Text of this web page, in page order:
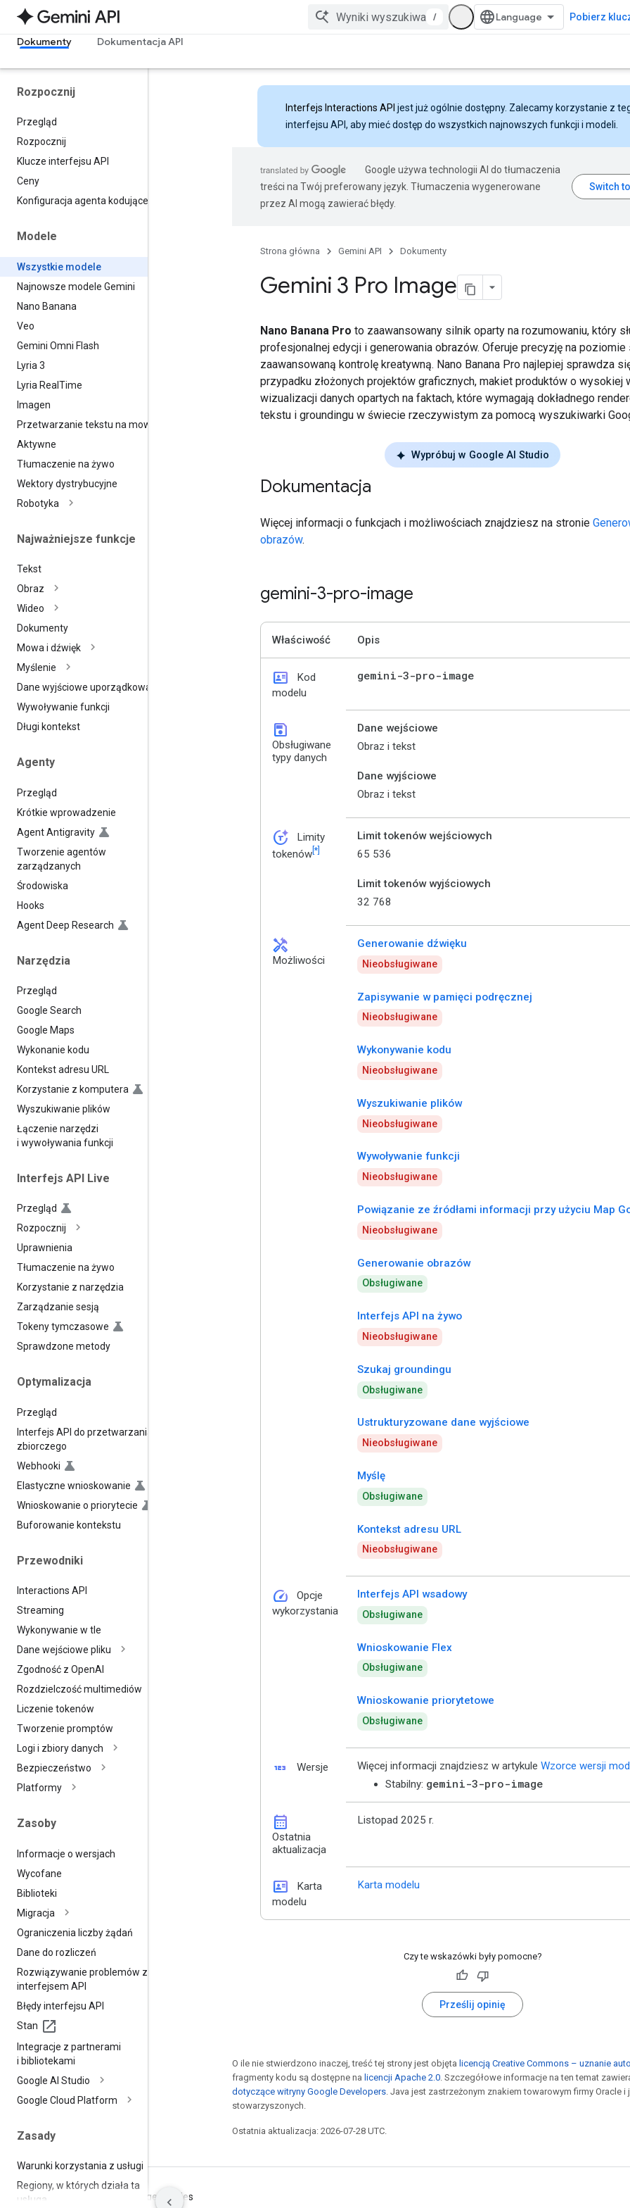
/ Pobierz
Dokumenty Dokumentacja API
Rozpocznij
Przegląd
Rozpocznij
Klucze interfejsu API
Ceny
Konfiguracja agenta kodującego
Modele
Wszystkie modele
Najnowsze modele Gemini
Nano Banana
Veo
Gemini Omni Flash
Lyria 3
Lyria Real Time
Imagen
Przetwarzanie tekstu na mowę
Aktywne
Tłumaczenie na żywo
Wektory dystrybucyjne
Robotyka
Najważniejsze funkcje
Tekst
Obraz
Wideo
Dokumenty
Mowa i dźwięk
Myślenie
Dane wyjściowe uporządkowane
Wywoływanie funkcji
Długi kontekst
Agenty
Przegląd
Krótkie wprowadzenie
Agent Antigravity
Tworzenie agentów
zarządzanych
Środowiska
Hooks
Agent Deep Research
Narzędzia
Przegląd
Google Search
Google Maps
Wykonanie kodu
Kontekst adresu URL
Korzystanie z komputera
Wyszukiwanie plików
Łączenie narzędzi
i wywoływania funkcji
Interfejs API Live
Przegląd
Rozpocznij
Uprawnienia
Tłumaczenie na żywo
Korzystanie z narzędzia
Zarządzanie sesją
Tokeny tymczasowe
Sprawdzone metody
Optymalizacja
Przegląd
Interfejs API do przetwarzania
zbiorczego
Webhooki
Elastyczne wnioskowanie
Wnioskowanie o priorytecie
Buforowanie kontekstu
Przewodniki
Interactions API
Streaming
Wykonywanie w tle
Dane wejściowe pliku
Zgodność z OpenAI
Rozdzielczość multimediów
Liczenie tokenów
Tworzenie promptów
Logi i zbiory danych
Bezpieczeństwo
Platformy
Zasoby
Informacje o wersjach
Wycofane
Biblioteki
Migracja
Ograniczenia liczby żądań
Dane do rozliczeń
Rozwiązywanie problemów z
interfejsem API
Błędy interfejsu API
Stan
Integracje z partnerami
i bibliotekami
Google AI Studio
Google Cloud Platform
Zasady
Warunki korzystania z usługi
Regiony, w których działa ta
usługa
Interfejs Interactions API jest już ogólnie dostępny. Zalecamy korzystanie z
interfejsu API, aby mieć dostęp do wszystkich najnowszych funkcji i modeli.
Google używa technologii AI do tłumaczenia
treści na Twój preferowany język. Tłumaczenia wygenerowane
przez AI mogą zawierać błędy.
Strona główna Gemini API Dokumenty
Gemini 3 Pro Image
Nano Banana Pro to zaawansowany silnik oparty na rozumowaniu, który
profesjonalnej edycji i generowania obrazów. Oferuje precyzję na poziomie
zaawansowaną kontrolę kreatywną. Nano Banana Pro najlepiej sprawdza
przypadku złożonych projektów graficznych, makiet produktów o wysokiej
wizualizacji danych opartych na faktach, które wymagają dokładnego
tekstu i groundingu w świecie rzeczywistym za pomocą wyszukiwarki
Wypróbuj w Google AI Studio
Dokumentacja
Więcej informacji o funkcjach i możliwościach znajdziesz na stronie
obrazów.
gemini-3-pro-image
Właściwość Opis
id_card
Kod
modelu
gemini-3-pro-image
save
Obsługiwane
typy danych
Dane wejściowe
Obraz i tekst
Dane wyjściowe
Obraz i tekst
token_auto
Limity
tokenów[*]
Limit tokenów wejściowych
65 536
Limit tokenów wyjściowych
32 768
handyman
Możliwości
Generowanie dźwięku
Nieobsługiwane
Zapisywanie w pamięci podręcznej
Nieobsługiwane
Wykonywanie kodu
Nieobsługiwane
Wyszukiwanie plików
Nieobsługiwane
Wywoływanie funkcji
Nieobsługiwane
Powiązanie ze źródłami informacji przy użyciu Map
Nieobsługiwane
Generowanie obrazów
Obsługiwane
Interfejs API na żywo
Nieobsługiwane
Szukaj groundingu
Obsługiwane
Ustrukturyzowane dane wyjściowe
Nieobsługiwane
Myślę
Obsługiwane
Kontekst adresu URL
Nieobsługiwane
speed
Opcje
wykorzystania
Interfejs API wsadowy
Obsługiwane
Wnioskowanie Flex
Obsługiwane
Wnioskowanie priorytetowe
Obsługiwane
123 Wersje Więcej informacji znajdziesz w artykule Wzorce wersji
Stabilny: gemini-3-pro-image
calendar_month
Ostatnia
aktualizacja
Listopad 2025 r.
id_card
Karta
modelu
Karta modelu
Czy te wskazówki były pomocne?
Prześlij opinię
O ile nie stwierdzono inaczej, treść tej strony jest objęta licencją Creative Commons – uznanie
fragmenty kodu są dostępne na licencji Apache 2.0. Szczegółowe informacje na ten temat
dotyczące witryny Google Developers. Java jest zastrzeżonym znakiem towarowym firmy Oracle
stowarzyszonych.
Ostatnia aktualizacja: 2026-07-28 UTC.
Warunki Manage cookies